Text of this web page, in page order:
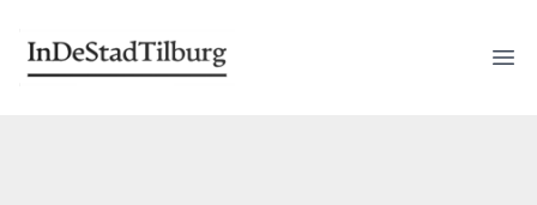
indestadtilburg.nl